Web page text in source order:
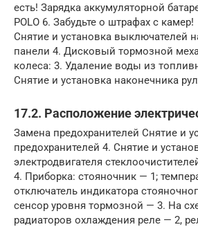
есть! Зарядка аккумуляторной
POLO 6. Забудьте о штрафах с камер!
Снятие и установка выключателей
панели 4. Дисковый тормозной
колеса: 3. Удаление воды из
Снятие и установка наконечника
17.2. Расположение
Замена предохранителей Снятие и
предохранителей 4. Снятие и
электродвигателя
4. Приборка: стояночник — 1;
отключатель индикатора
сенсор уровня тормозной — 3. На
радиаторов охлаждения реле — 2,